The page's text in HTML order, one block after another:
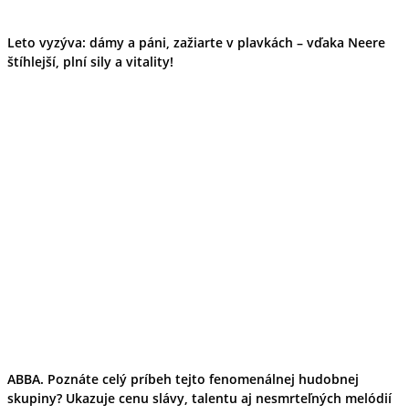
Leto vyzýva: dámy a páni, zažiarte v plavkách – vďaka Neere
štíhlejší, plní sily a vitality!
ABBA. Poznáte celý príbeh tejto fenomenálnej hudobnej
skupiny? Ukazuje cenu slávy, talentu aj nesmrteľných melódií